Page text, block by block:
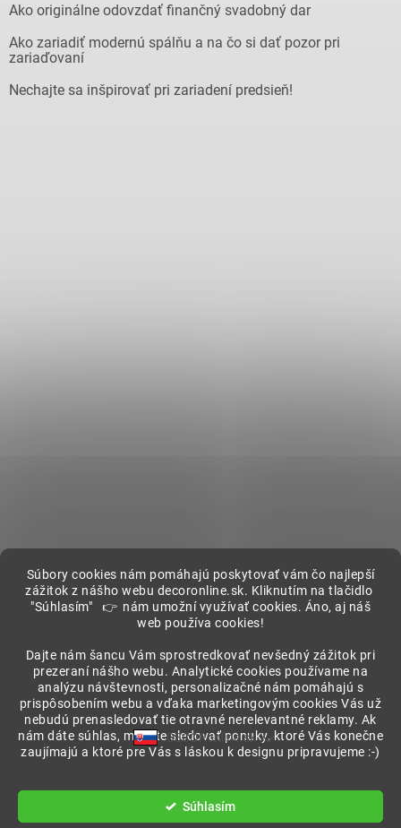
Súbory cookies nám pomáhajú poskytovať vám čo najlepší
zážitok z nášho webu decoronline.sk. Kliknutím na tlačidlo
"Súhlasím" 👉 nám umožní využívať cookies. Áno, aj náš
web používa cookies!
Dajte nám šancu Vám sprostredkovať nevšedný zážitok pri
prezeraní nášho webu. Analytické cookies používame na
analýzu návštevnosti, personalizačné nám pomáhajú s
prispôsobením webu a vďaka marketingovým cookies Vás už
nebudú prenasledovať tie otravné nerelevantné reklamy. Ak
nám dáte súhlas, môžete sledovať ponuky, ktoré Vás konečne
zaujímajú a ktoré pre Vás s láskou k designu pripravujeme :-)
Súhlasím
Ako originálne odovzdať finančný svadobný dar
Ako zariadiť modernú spálňu a na čo si dať pozor pri
zariaďovaní
Nechajte sa inšpirovať pri zariadení predsieň!
Showroom
DECORonline.sk